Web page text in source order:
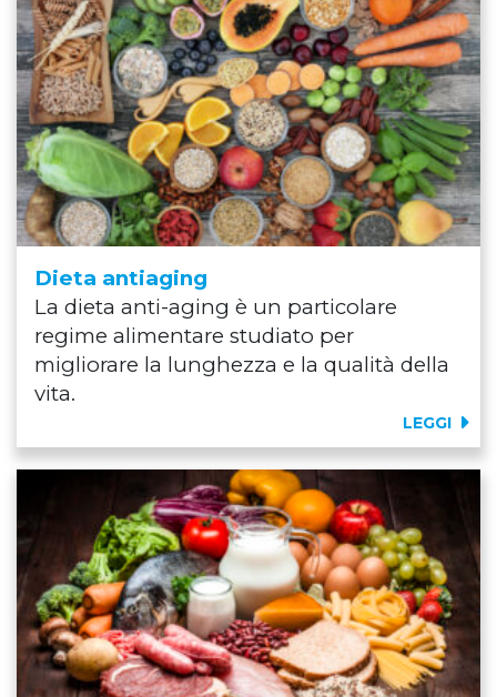
Dieta antiaging
La dieta anti-aging è un particolare
regime alimentare studiato per
migliorare la lunghezza e la qualità della
vita.
LEGGI